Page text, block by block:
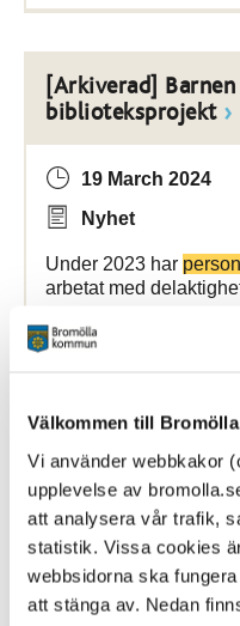
Välkommen till
Vi använder webbkakor
upplevelse av
att analysera vår trafik,
statistik. Vissa cookies
webbsidorna ska
att stänga av. Nedan
[Arkiverad]
biblioteksprojekt
19 March 2024
Nyhet
Under 2023 har
arbetat med
Bromölla Kommun
Lagunen
16 October 2025
Nyhet
Denna vecka lyfter